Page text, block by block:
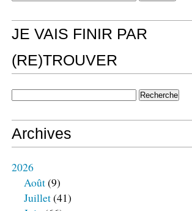
JE VAIS FINIR PAR
(RE)TROUVER
Archives
2026
Août(9)
Juillet(41)